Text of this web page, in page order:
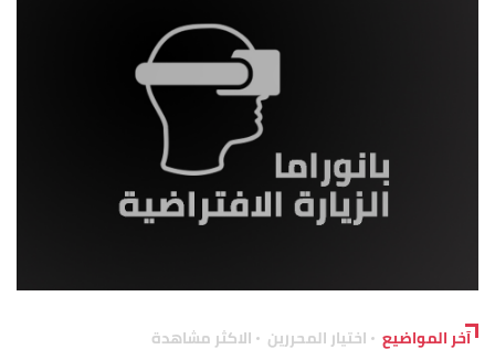
آخر المواضيع اختيار المحررين الاكثر مشاهدة